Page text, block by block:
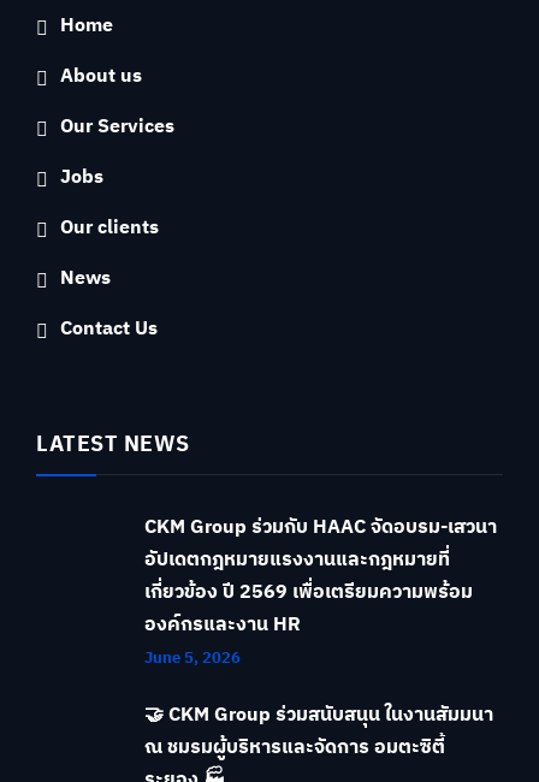
Home
About us
Our Services
Jobs
Our clients
News
Contact Us
LATEST NEWS
CKM Group ร่วมกับ HAAC จัดอบรม-เสวนา
อัปเดตกฎหมายแรงงานและกฎหมายที่
เกี่ยวข้อง ปี 2569 เพื่อเตรียมความพร้อม
องค์กรและงาน HR
June 5, 2026
🤝 CKM Group ร่วมสนับสนุน ในงานสัมมนา
ณ ชมรมผู้บริหารและจัดการ อมตะซิตี้